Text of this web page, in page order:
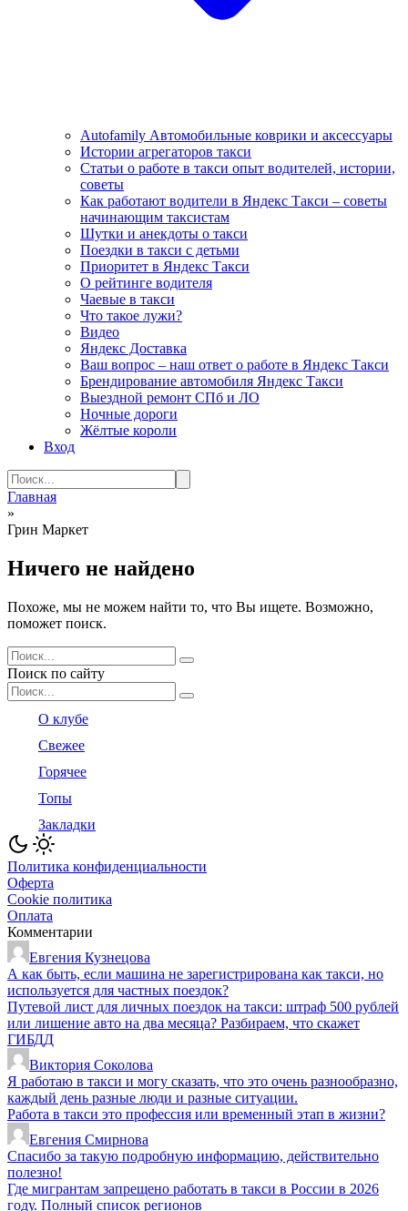
Autofamily Автомобильные коврики и аксессуары
Истории агрегаторов такси
Статьи о работе в такси опыт водителей, истории,
советы
Как работают водители в Яндекс Такси – советы
начинающим таксистам
Шутки и анекдоты о такси
Поездки в такси с детьми
Приоритет в Яндекс Такси
О рейтинге водителя
Чаевые в такси
Что такое лужи?
Видео
Яндекс Доставка
Ваш вопрос – наш ответ о работе в Яндекс Такси
Брендирование автомобиля Яндекс Такси
Выездной ремонт СПб и ЛО
Ночные дороги
Жёлтые короли
Вход
Search
for:
Главная
»
Грин Маркет
Ничего не найдено
Похоже, мы не можем найти то, что Вы ищете. Возможно,
поможет поиск.
Search
for:
Поиск по сайту
Search
for:
О клубе
Свежее
Горячее
Топы
Закладки
Политика конфиденциальности
Оферта
Cookie политика
Оплата
Комментарии
Евгения Кузнецова
А как быть, если машина не зарегистрирована как такси, но
используется для частных поездок?
Путевой лист для личных поездок на такси: штраф 500 рублей
или лишение авто на два месяца? Разбираем, что скажет
ГИБДД
Виктория Соколова
Я работаю в такси и могу сказать, что это очень разнообразно,
каждый день разные люди и разные ситуации.
Работа в такси это профессия или временный этап в жизни?
Евгения Смирнова
Спасибо за такую подробную информацию, действительно
полезно!
Где мигрантам запрещено работать в такси в России в 2026
году. Полный список регионов